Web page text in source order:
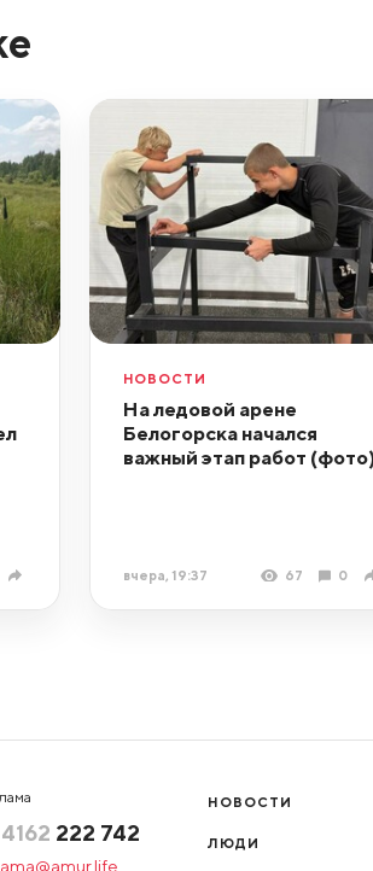
НОВОСТИ
На ледовой арене
Белогорска начался
важный этап работ
вчера, 19:37 67 0
222 742
НОВОСТИ
ЛЮДИ